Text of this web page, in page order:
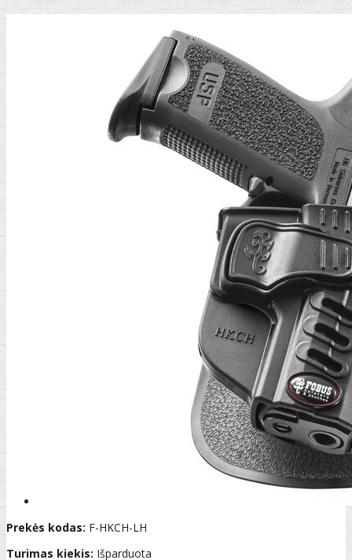
Prekės kodas: F-HKCH-LH
Turimas kiekis: Išparduota